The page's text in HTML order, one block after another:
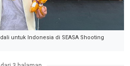
untuk Indonesia di SEASA Shooting